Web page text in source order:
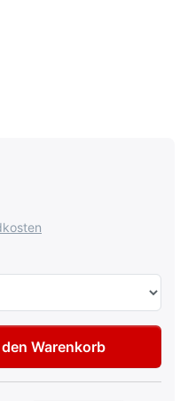
für Ford XSC2497
den Warenkorb